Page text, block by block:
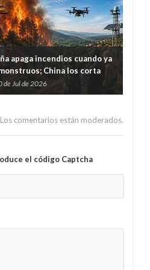
apaga incendios cuando ya
China los corta
de que nazcan
de Jul de 2026
Los comentarios están moderados.
el código Captcha